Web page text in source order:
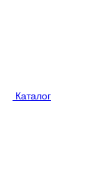
Каталог